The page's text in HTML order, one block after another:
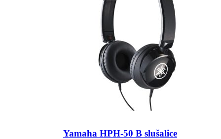
Yamaha HPH-50 B slušalice